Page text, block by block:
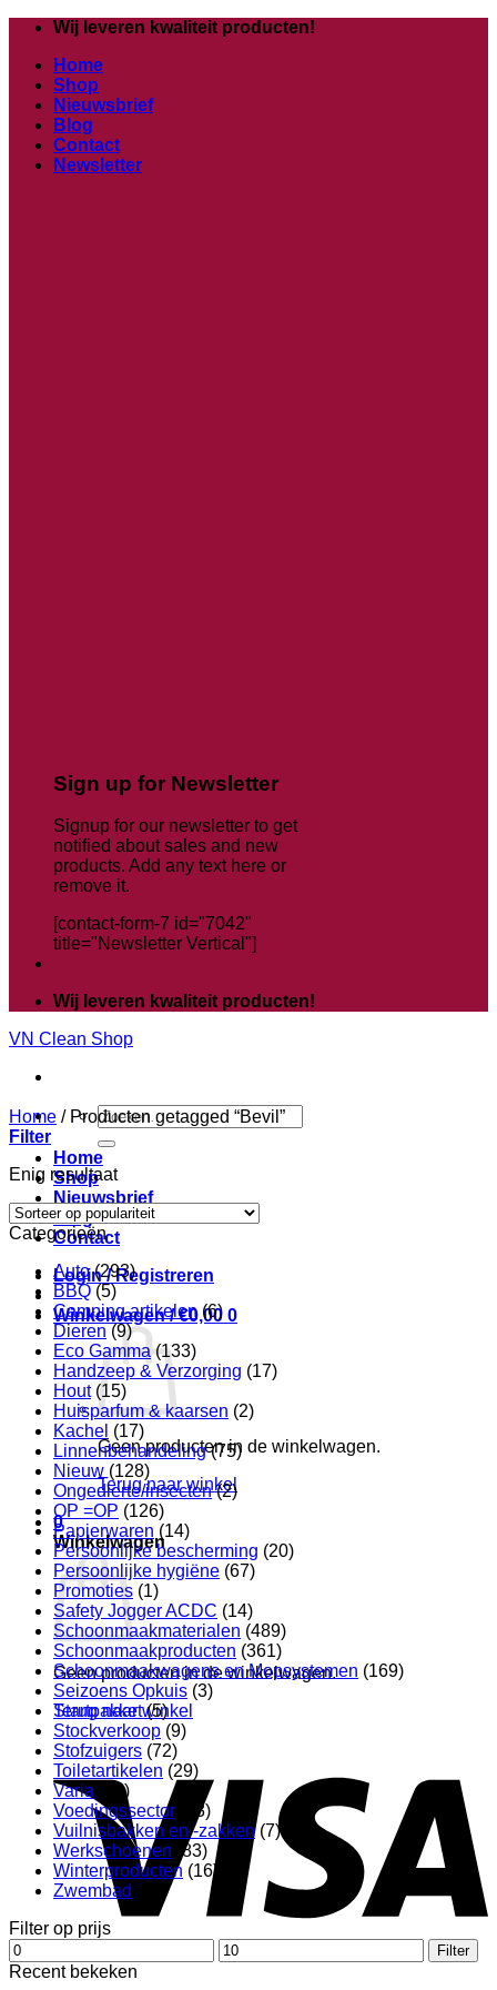
inhoud
Wij leveren kwaliteit producten!
Home
Shop
Nieuwsbrief
Blog
Contact
Newsletter
Sign up for Newsletter
Signup for our newsletter to get
notified about sales and new
products. Add any text here or
remove it.
[contact-form-7 id="7042"
title="Newsletter Vertical"]
Wij leveren kwaliteit producten!
VN Clean Shop
Zoeken
naar:
Home
Shop
Nieuwsbrief
Blog
Contact
Login / Registreren
Winkelwagen /€0,00 0
Geen producten in de winkelwagen.
Terug naar winkel
0
Winkelwagen
Geen producten in de winkelwagen.
Terug naar winkel
Home /Producten getagged “Bevil”
Filter
Enig resultaat
Categorieën
Auto (293)
BBQ (5)
Camping artikelen (6)
Dieren (9)
Eco Gamma (133)
Handzeep & Verzorging (17)
Hout (15)
Huisparfum & kaarsen (2)
Kachel (17)
Linnenbehandeling (75)
Nieuw (128)
Ongedierte/insecten (2)
OP =OP (126)
Papierwaren (14)
Persoonlijke bescherming (20)
Persoonlijke hygiëne (67)
Promoties (1)
Safety Jogger ACDC (14)
Schoonmaakmaterialen (489)
Schoonmaakproducten (361)
Schoonmaakwagens en Mopsystemen (169)
Seizoens Opkuis (3)
Startpakket (5)
Stockverkoop (9)
Stofzuigers (72)
Toiletartikelen (29)
Varia
(12)
Voedingssector
(43)
Vuilnisbakken en -zakken (7)
Werkschoenen
(83)
Winterproducten (16)
Zwembad
(21)
Filter op prijs
Min.
prijs
Max.
prijs
Filter
Recent bekeken